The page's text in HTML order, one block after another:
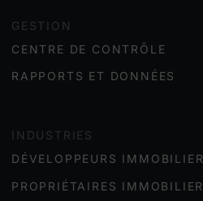
GESTION
CENTRE DE CONTRÔLE
RAPPORTS ET DONNÉES
INDUSTRIES
DÉVELOPPEURS IMMOBILIER
PROPRIÉTAIRES IMMOBILIER